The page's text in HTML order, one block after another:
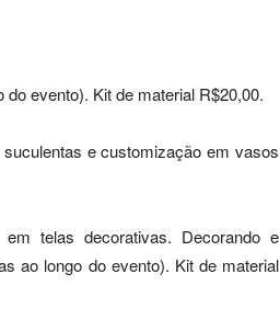
evento). Kit de material R$20,00.
e customização em vasos
telas decorativas. Decorando e
ao longo do evento). Kit de material